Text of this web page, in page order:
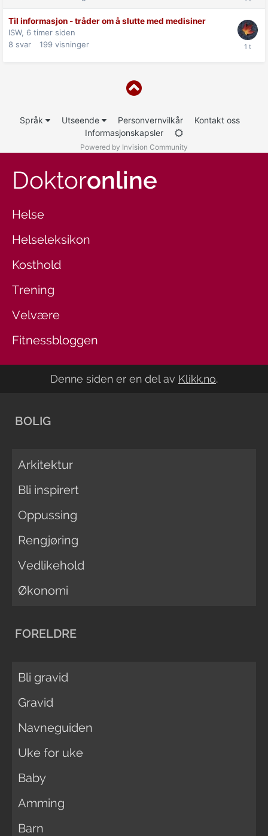
Til informasjon - tråder om å slutte med medisiner
ISW, 6 timer siden
8 svar 199 visninger
Språk Utseende Personvernvilkår
Kontakt oss
Informasjonskapsler
Powered by Invision Community
Doktoronline
Helse
Helseleksikon
Kosthold
Trening
Velvære
Fitnessbloggen
Denne siden er en del av Klikk.no.
BOLIG
Arkitektur
Bli inspirert
Oppussing
Rengjøring
Vedlikehold
Økonomi
FORELDRE
Bli gravid
Gravid
Navneguiden
Uke for uke
Baby
Amming
Barn